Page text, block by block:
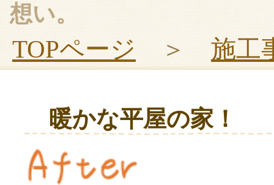
想い。
TOPページ ＞ 施工
暖かな平屋の家！